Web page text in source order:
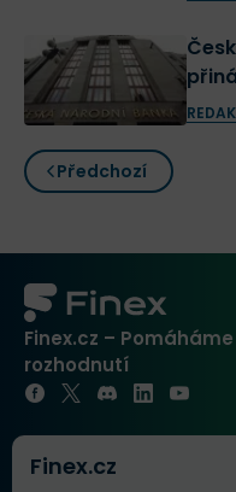
Předchozí
Finex.cz –
rozhodnutí
Finex.cz